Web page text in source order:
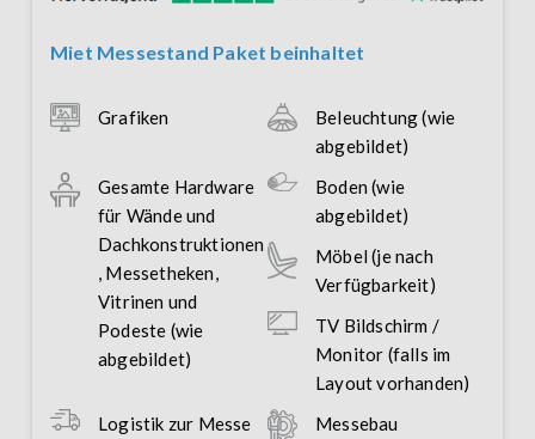
Miet Messestand Paket beinhaltet
Grafiken
Beleuchtung (wie
abgebildet)
Gesamte Hardware
für Wände und
Dachkonstruktionen
, Messetheken,
Vitrinen und
Podeste (wie
abgebildet)
Boden (wie
abgebildet)
Möbel (je nach
Verfügbarkeit)
TV Bildschirm /
Monitor (falls im
Layout vorhanden)
Logistik zur Messe
Messebau